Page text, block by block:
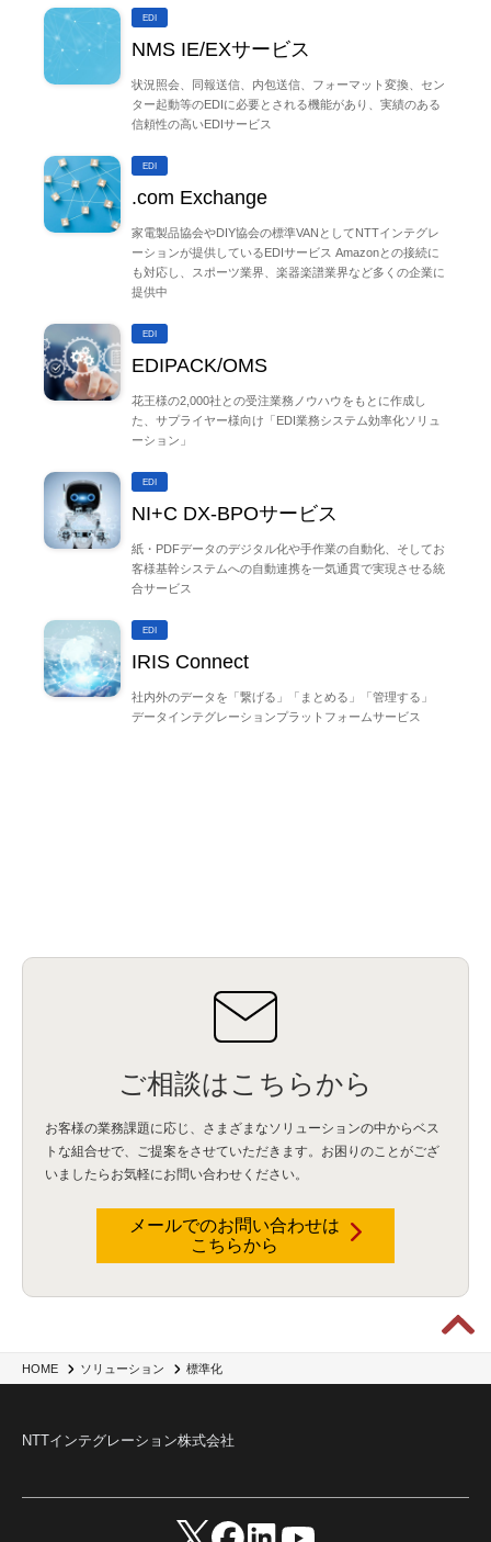
HOME ソリューション 標準化
EDI
NMS IE/EXサービス
状況照会、同報送信、内包送信、フォーマット変換、セン
ター起動等のEDIに必要とされる機能があり、実績のある
信頼性の高いEDIサービス
EDI
.com Exchange
家電製品協会やDIY協会の標準VANとしてNTTインテグレ
ーションが提供しているEDIサービス Amazonとの接続に
も対応し、スポーツ業界、楽器楽譜業界など多くの企業に
提供中
EDI
EDIPACK/OMS
花王様の2,000社との受注業務ノウハウをもとに作成し
た、サプライヤー様向け「EDI業務システム効率化ソリュ
ーション」
EDI
NI+C DX-BPOサービス
紙・PDFデータのデジタル化や手作業の自動化、そしてお
客様基幹システムへの自動連携を一気通貫で実現させる統
合サービス
EDI
IRIS Connect
社内外のデータを「繋げる」「まとめる」「管理する」
データインテグレーションプラットフォームサービス
ご相談はこちらから
お客様の業務課題に応じ、さまざまなソリューションの中からベス
トな組合せで、
ご提案をさせていただきます。お困りのことがござ
いましたらお気軽にお問い合わせください。
メールでのお問い合わせは
こちらから
NTTインテグレーション株式会社